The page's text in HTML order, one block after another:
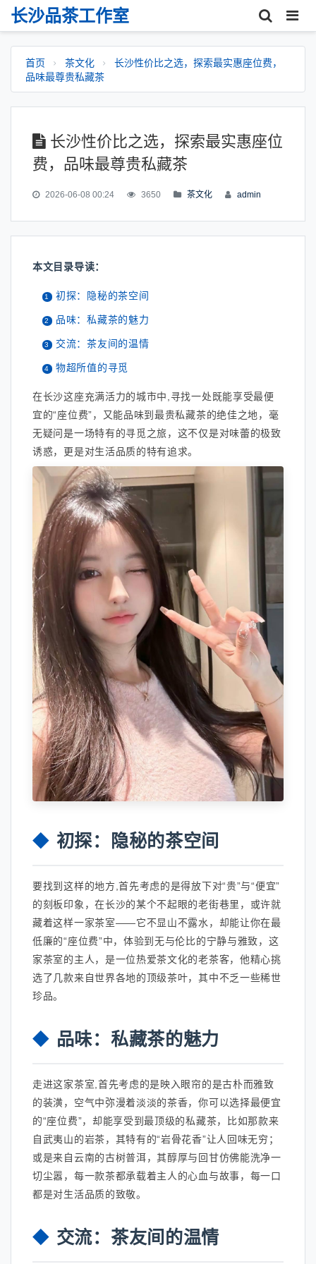
长沙品茶工作室
首页 茶文化
长沙性价比之选，探索最实惠座位费，
品味最尊贵私藏茶
长沙性价比之选，探索最实惠座位
费，品味最尊贵私藏茶
2026-06-08 00:24 3650 茶文化 admin
本文目录导读：
初探：隐秘的茶空间
品味：私藏茶的魅力
交流：茶友间的温情
物超所值的寻觅
在长沙这座充满活力的城市中,寻找一处既能享受最便
宜的“座位费”，又能品味到最贵私藏茶的绝佳之地，毫
无疑问是一场特有的寻觅之旅，这不仅是对味蕾的极致
诱惑，更是对生活品质的特有追求。
初探：隐秘的茶空间
要找到这样的地方,首先考虑的是得放下对“贵”与“便宜”
的刻板印象，在长沙的某个不起眼的老街巷里，或许就
藏着这样一家茶室——它不显山不露水，却能让你在最
低廉的“座位费”中，体验到无与伦比的宁静与雅致，这
家茶室的主人，是一位热爱茶文化的老茶客，他精心挑
选了几款来自世界各地的顶级茶叶，其中不乏一些稀世
珍品。
品味：私藏茶的魅力
走进这家茶室,首先考虑的是映入眼帘的是古朴而雅致
的装潢，空气中弥漫着淡淡的茶香，你可以选择最便宜
的“座位费”，却能享受到最顶级的私藏茶，比如那款来
自武夷山的岩茶，其特有的“岩骨花香”让人回味无穷；
或是来自云南的古树普洱，其醇厚与回甘仿佛能洗净一
切尘嚣，每一款茶都承载着主人的心血与故事，每一口
都是对生活品质的致敬。
交流：茶友间的温情